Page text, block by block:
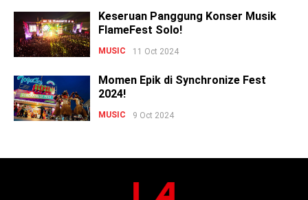
Keseruan Panggung Konser Musik
FlameFest Solo!
MUSIC 11 Oct 2024
Momen Epik di Synchronize Fest
2024!
MUSIC 9 Oct 2024